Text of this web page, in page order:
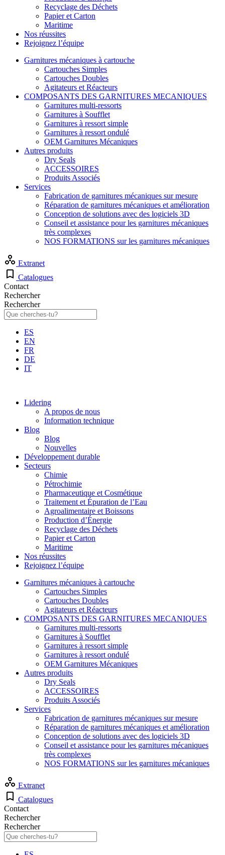
Recyclage des Déchets
Papier et Carton
Maritime
Nos réussites
Rejoignez l’équipe
Garnitures mécaniques à cartouche
Cartouches Simples
Cartouches Doubles
Agitateurs et Réacteurs
COMPOSANTS DES GARNITURES MECANIQUES
Garnitures multi-ressorts
Garnitures à Soufflet
Garnitures à ressort simple
Garnitures à ressort ondulé
OEM Garnitures Mécaniques
Autres produits
Dry Seals
ACCESSOIRES
Produits Associés
Services
Fabrication de garnitures mécaniques sur mesure
Réparation de garnitures mécaniques et amélioration
Conception de solutions avec des logiciels 3D
Conseil et assistance pour les garnitures mécaniques
très complexes
NOS FORMATIONS sur les garnitures mécaniques
Extranet
Catalogues
Contact
Rechercher
Rechercher
ES
EN
FR
DE
IT
Lidering
A propos de nous
Information technique
Blog
Blog
Nouvelles
Développement durable
Secteurs
Chimie
Pétrochimie
Pharmaceutique et Cosmétique
Traitement et Épuration de l’Eau
Agroalimentaire et Boissons
Production d’Énergie
Recyclage des Déchets
Papier et Carton
Maritime
Nos réussites
Rejoignez l’équipe
Garnitures mécaniques à cartouche
Cartouches Simples
Cartouches Doubles
Agitateurs et Réacteurs
COMPOSANTS DES GARNITURES MECANIQUES
Garnitures multi-ressorts
Garnitures à Soufflet
Garnitures à ressort simple
Garnitures à ressort ondulé
OEM Garnitures Mécaniques
Autres produits
Dry Seals
ACCESSOIRES
Produits Associés
Services
Fabrication de garnitures mécaniques sur mesure
Réparation de garnitures mécaniques et amélioration
Conception de solutions avec des logiciels 3D
Conseil et assistance pour les garnitures mécaniques
très complexes
NOS FORMATIONS sur les garnitures mécaniques
Extranet
Catalogues
Contact
Rechercher
Rechercher